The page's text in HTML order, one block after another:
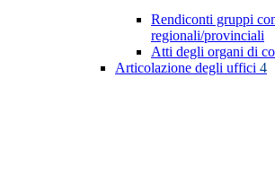
Rendiconti gruppi
regionali/provinciali
Atti degli organi di
Articolazione degli uffici 4